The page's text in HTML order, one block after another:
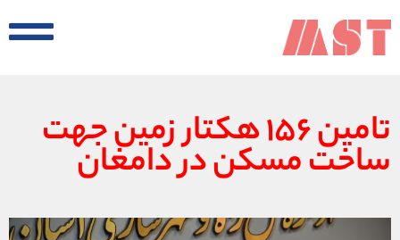
تامین ۱۵۶ هکتار زمین جهت
ساخت مسکن در دامغان